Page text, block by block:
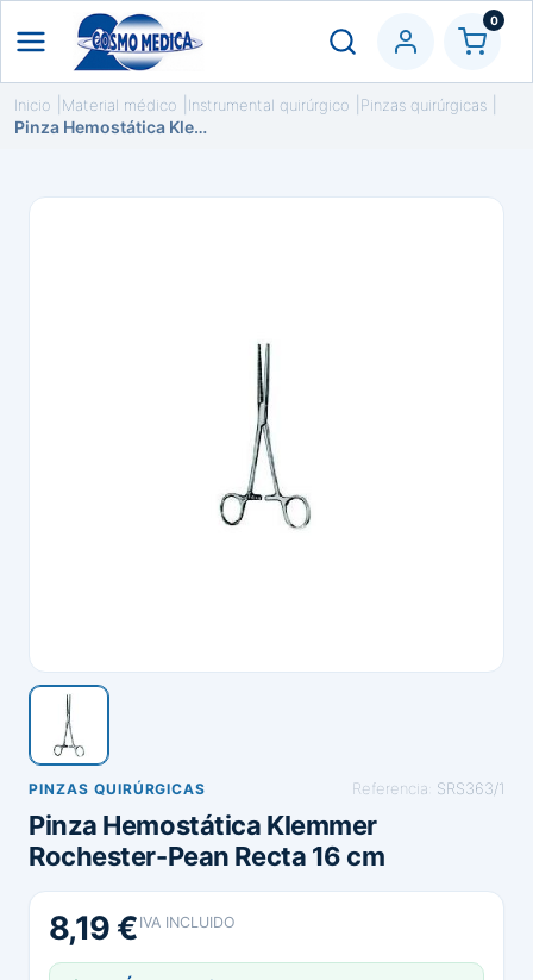
0
Inicio Material médico Instrumental quirúrgico Pinzas quirúrgicas
Pinza Hemostática Klemmer Rochester-Pean Recta 16 cm
PINZAS QUIRÚRGICAS Referencia: SRS363/1
Pinza Hemostática Klemmer
Rochester-Pean Recta 16 cm
8,19 € IVA INCLUIDO